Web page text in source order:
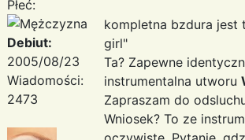
Płeć:
Debiut:
2005/08/23
Wiadomości:
2473
kompletna bzdura jest
girl"
Ta? Zapewne
instrumentalna utworu
Zapraszam do
Wniosek? To ze